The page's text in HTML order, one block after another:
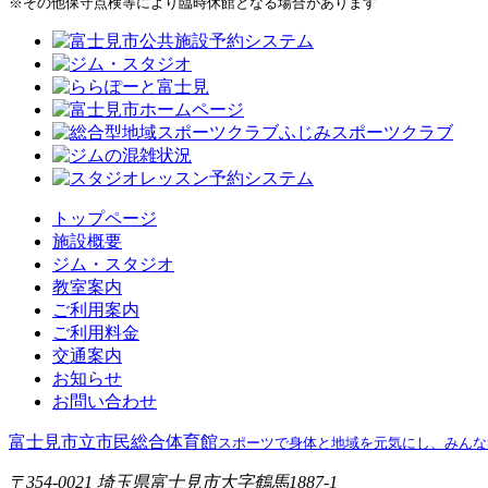
トップページ
施設概要
ジム・スタジオ
教室案内
ご利用案内
ご利用料金
交通案内
お知らせ
お問い合わせ
富士見市立市民総合体育館スポーツで身体と地域を元気にし、みん
〒354-0021 埼玉県富士見市大字鶴馬1887-1